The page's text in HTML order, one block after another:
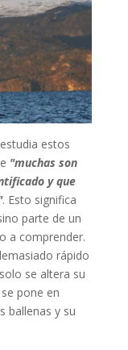
estos
"muchas son
y que
. Esto significa
parte de un
a comprender.
rápido
se altera su
pone en
ballenas y su